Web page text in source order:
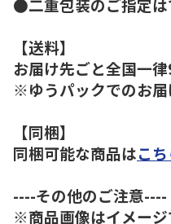
【送料】
お届け先ごと全国一律
※ゆうパックでのお届
【同梱】
同梱可能な商品はこ
----その他のご注意----
※商品画像はイメージ